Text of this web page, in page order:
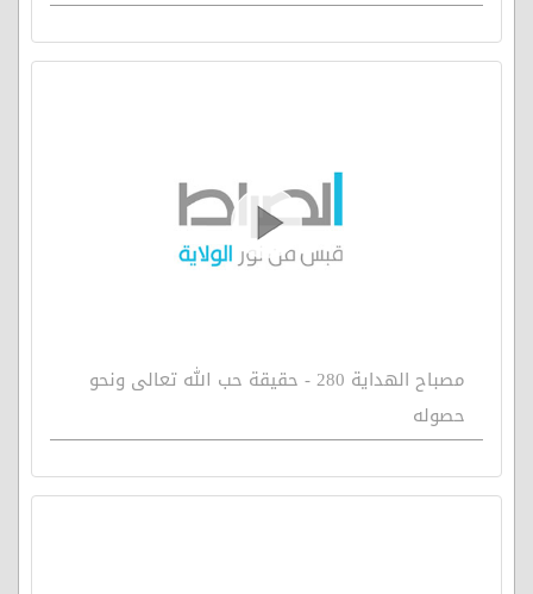
مصباح الهداية 280 - حقيقة حب الله تعالى ونحو
حصوله